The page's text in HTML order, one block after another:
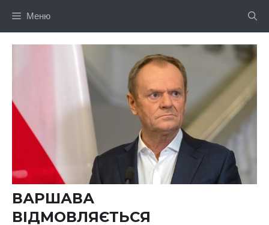
Меню
ВАРШАВА
ВІДМОВЛЯЄТЬСЯ